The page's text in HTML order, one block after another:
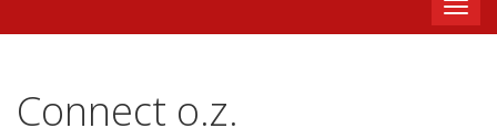
Toggle
Connect o.z.